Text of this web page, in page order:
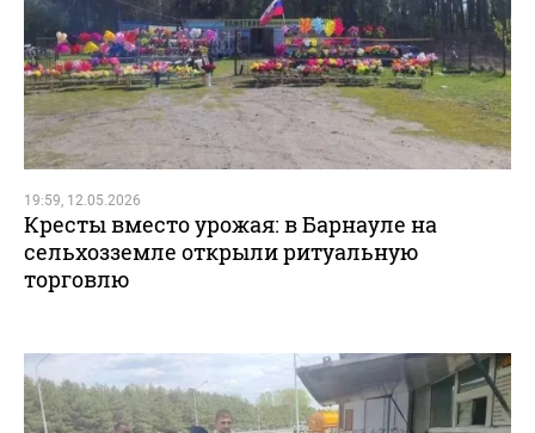
19:59, 12.05.2026
Кресты вместо урожая: в Барнауле на
сельхозземле открыли ритуальную
торговлю